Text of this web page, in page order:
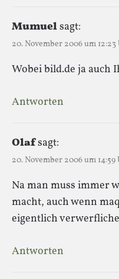
Mumuelsagt:
20. November 2006 um 12:23
Wobei bild.de ja auch
Antworten
Olafsagt:
20. November 2006 um 14:59
Na man muss immer
macht, auch wenn
eigentlich
Antworten